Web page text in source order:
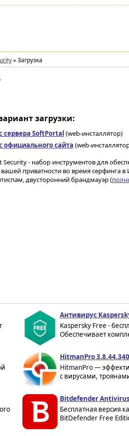
»Загрузка
загрузки:
сервера SoftPortal (web-инсталлятор)
официального сайта (web-
Security - набор инструментов для
приватности во время серфинга в
двусторонний брандмауэр (
Антивирус
Kaspersky Free -
Обеспечивает
HitmanPro 3.8.44.340
HitmanPro —
с вирусами,
Bitdefender
Бесплатная версия
BitDefender Free